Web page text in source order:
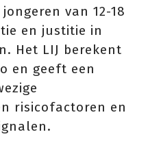
van 12-18
en justitie in
Het LIJ berekent
en geeft een
risicofactoren en